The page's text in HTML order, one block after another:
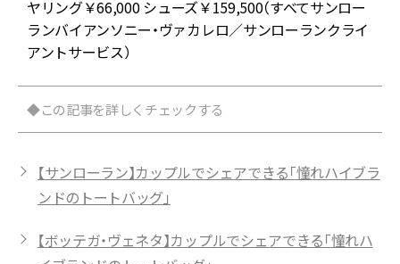
ヤリング￥66,000 シューズ￥159,500（すべてサンロー
ランバイアンソニー・ヴァカレロ／サンローランクライ
アントサービス）
◆この記事を詳しくチェックする
【サンローラン】カップルでシェアできる「憧れハイブラ
ンドのトートバッグ」
【ボッテガ・ヴェネタ】カップルでシェアできる「憧れハ